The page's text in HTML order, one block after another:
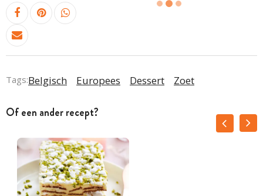
Tags:Belgisch Europees Dessert Zoet
Of een ander recept?